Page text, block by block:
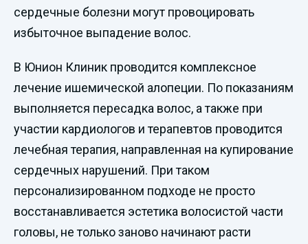
сердечные болезни могут провоцировать
избыточное выпадение волос.
В Юнион Клиник проводится комплексное
лечение ишемической алопеции. По показаниям
выполняется пересадка волос, а также при
участии кардиологов и терапевтов проводится
лечебная терапия, направленная на купирование
сердечных нарушений. При таком
персонализированном подходе не просто
восстанавливается эстетика волосистой части
головы, не только заново начинают расти